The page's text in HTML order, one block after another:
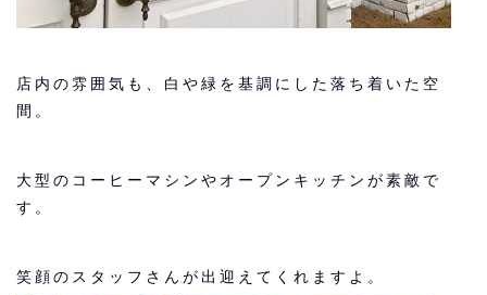
店内の雰囲気も、白や緑を基調にした落ち着いた空
間。
大型のコーヒーマシンやオープンキッチンが素敵で
す。
笑顔のスタッフさんが出迎えてくれますよ。